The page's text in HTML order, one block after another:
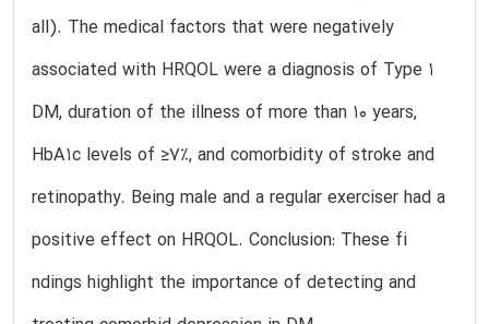
all). The medical factors that were negatively
associated with HRQOL were a diagnosis of Type 1
DM, duration of the illness of more than 10 years,
HbA1c levels of ≥7%, and comorbidity of stroke and
retinopathy. Being male and a regular exerciser had a
positive effect on HRQOL. Conclusion: These fi
ndings highlight the importance of detecting and